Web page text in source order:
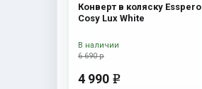
Конверт в коляску Esspero
Cosy Lux White
6 690 р
4 990 e
В наличии